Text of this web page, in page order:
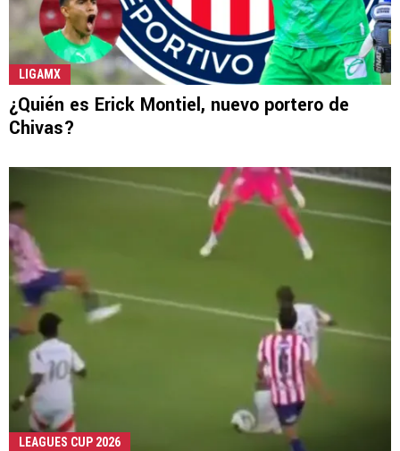
LIGAMX
¿Quién es Erick Montiel, nuevo portero de
Chivas?
LEAGUES CUP 2026